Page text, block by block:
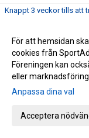
Knappt 3 veckor tills att
Rose-Marie har gift sig!
Glad midsommar!
Utmärkelser till Lovisa
Nu är Superkidz igång!
För att hemsidan
cookies från
Föreningen kan
eller
Anpassa dina val
Acceptera